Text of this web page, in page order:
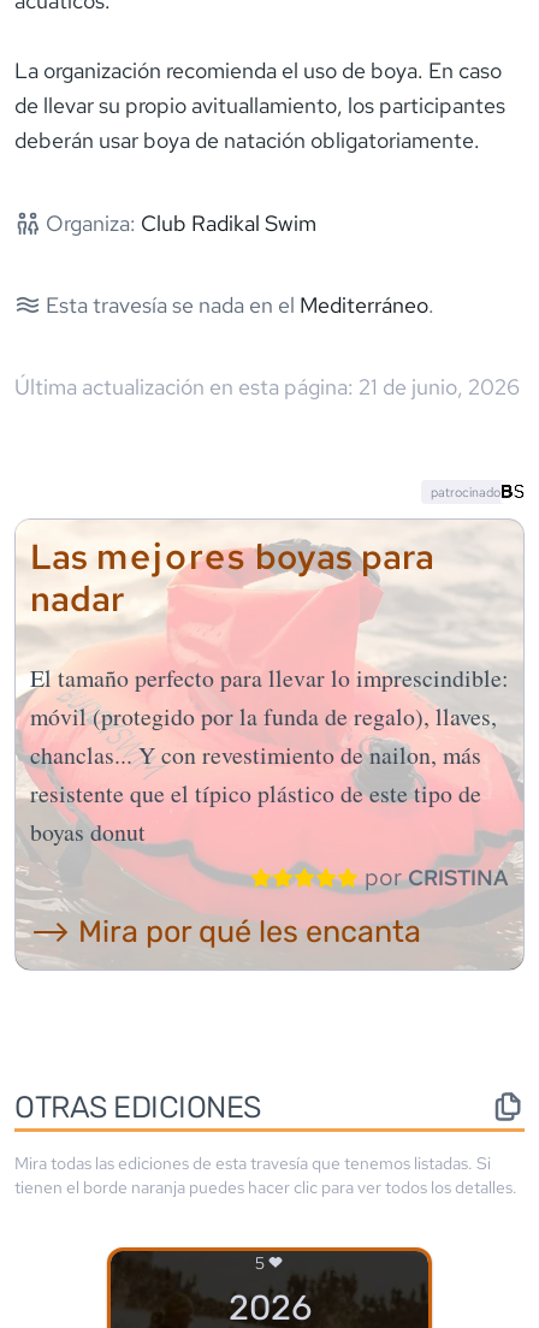
La organización recomienda el uso de boya. En caso
de llevar su propio avituallamiento, los participantes
deberán usar boya de natación obligatoriamente.
Organiza: Club Radikal Swim
Esta travesía se nada en el Mediterráneo.
Última actualización en esta página: 21 de junio, 2026
Las mejoresboyas para
nadar
El tamaño perfecto para llevar lo imprescindible:
móvil (protegido por la funda de regalo), llaves,
chanclas... Y con revestimiento de nailon, más
resistente que el típico plástico de este tipo de
boyas donut
porCRISTINA
⟶ Mira por qué les encanta
patrocinado
OTRAS EDICIONES
Mira todas las ediciones de esta travesía que tenemos listadas. Si
tienen el borde naranja puedes hacer clic para ver todos los detalles.
5
2026